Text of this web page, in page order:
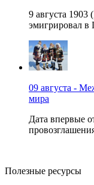
9 августа
эмигрировал в
09 августа -
мира
Дата впервые
Полезные ресурсы